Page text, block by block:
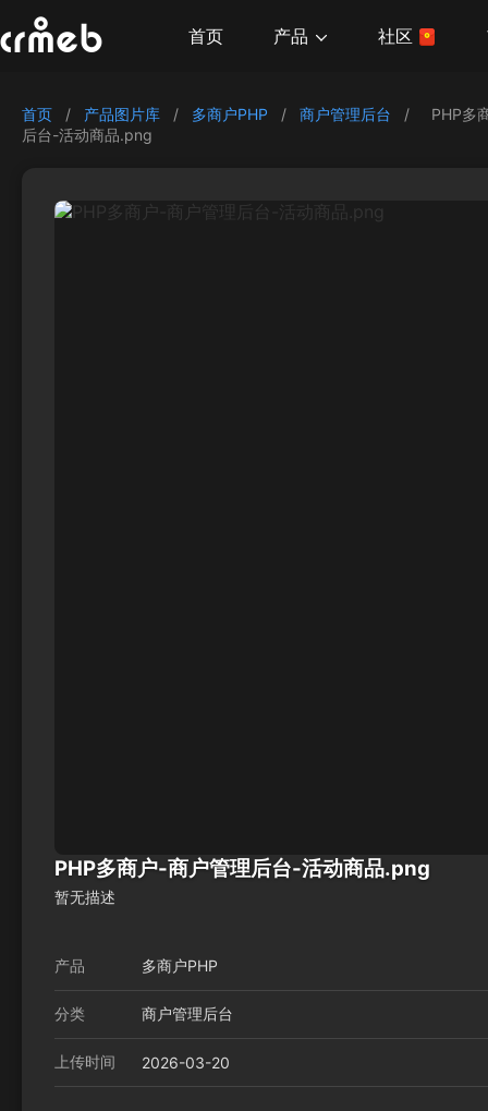
首页 产品 社区
首页 / 产品图片库 / 多商户PHP / 商户管理后台 /
PHP多
后台-活动商品.png
PHP多商户-商户管理后台-活动商品.png
暂无描述
产品 多商户PHP
分类 商户管理后台
上传时间 2026-03-20